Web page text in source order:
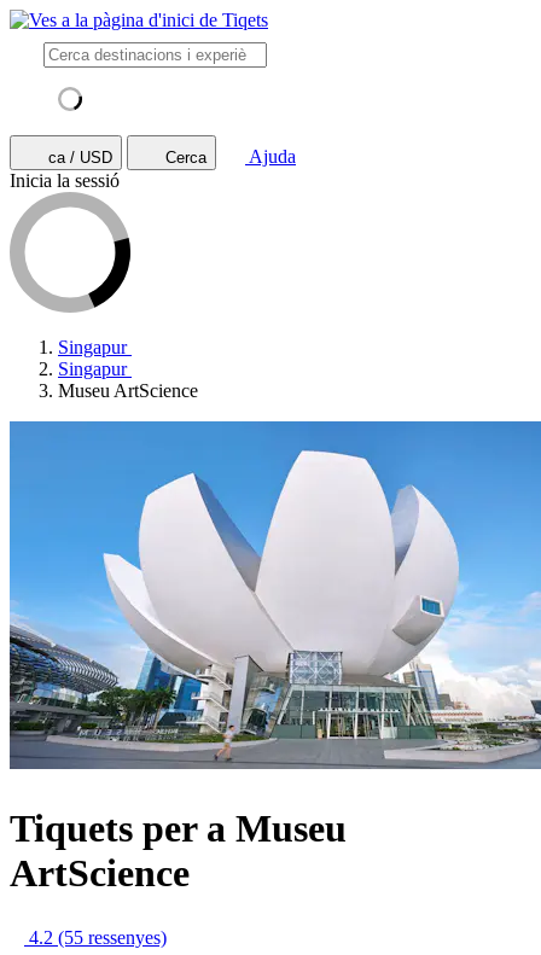
ca / USD Cerca
Ajuda
Inicia la sessió
Singapur
Singapur
Museu ArtScience
Tiquets per a Museu
ArtScience
4.2 (55 ressenyes)